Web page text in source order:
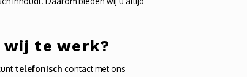
wij te werk?
telefonisch contact met ons